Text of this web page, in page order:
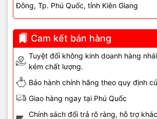
Đông, Tp. Phú Quốc, tỉnh Kiên Giang
Cam kết bán hàng
Tuyệt đối không kinh doanh hàng
kém chất lượng.
Bảo hành chính hãng theo quy định
Giao hàng ngay tại Phú Quốc
Chính sách đổi trả rõ ràng, hỗ trợ